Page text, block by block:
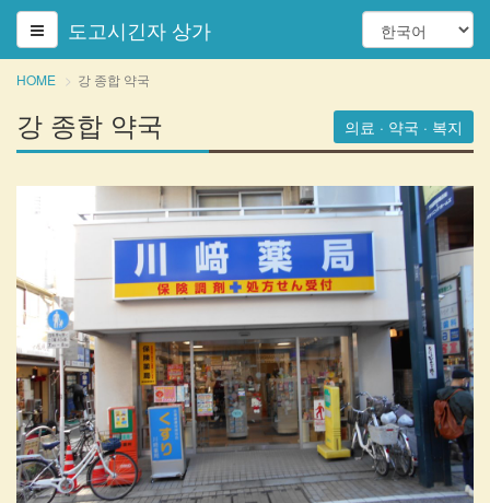
도고시긴자 상가
HOME 강 종합 약국
의료 · 약국 · 복지
강 종합 약국